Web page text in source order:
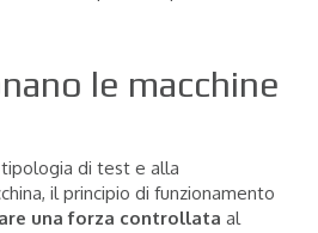
le macchine
di test e alla
il principio di funzionamento
una forza controllata al